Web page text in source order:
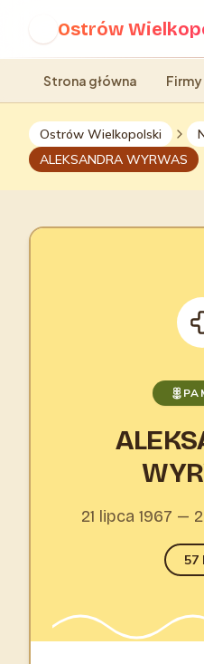
Ostrów
Strona główna Firmy
Ostrów Wielkopolski
ALEKSANDRA WYRWAS
21 lipca 1967 —
57